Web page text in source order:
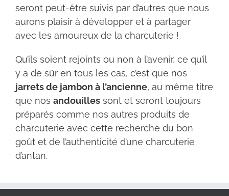
seront peut-être suivis par d’autres que nous
aurons plaisir à développer et à partager
avec les amoureux de la charcuterie !
Qu’ils soient rejoints ou non à l’avenir, ce qu’il
y a de sûr en tous les cas, c’est que nos
jarrets de jambon à l’ancienne, au même titre
que nos andouillessont et seront toujours
préparés comme nos autres produits de
charcuterie avec cette recherche du bon
goût et de l’authenticité d’une charcuterie
d’antan.